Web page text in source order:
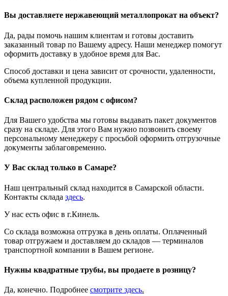
Вы доставляете нержавеющий металлопрокат на объект?
Да, рады помочь нашим клиентам и готовы доставить
заказанный товар по Вашему адресу. Наши менеджер помогут
оформить доставку в удобное время для Вас.
Способ доставки и цена зависит от срочности, удаленности,
объема купленной продукции.
Склад расположен рядом с офисом?
Для Вашего удобства мы готовы выдавать пакет документов
сразу на складе. Для этого Вам нужно позвонить своему
персональному менеджеру с просьбой оформить отгрузочные
документы заблаговременно.
У Вас склад только в Самаре?
Наш центральный склад находится в Самарской области.
Контакты склада здесь.
У нас есть офис в г.Кинель.
Со склада возможна отгрузка в день оплаты. Оплаченный
товар отгружаем и доставляем до складов — терминалов
транспортной компании в Вашем регионе.
Нужны квадратные трубы, вы продаете в розницу?
Да, конечно. Подробнее смотрите здесь.